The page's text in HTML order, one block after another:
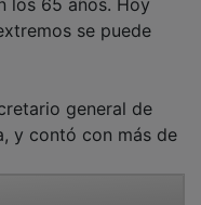
se puede
y contó con más de